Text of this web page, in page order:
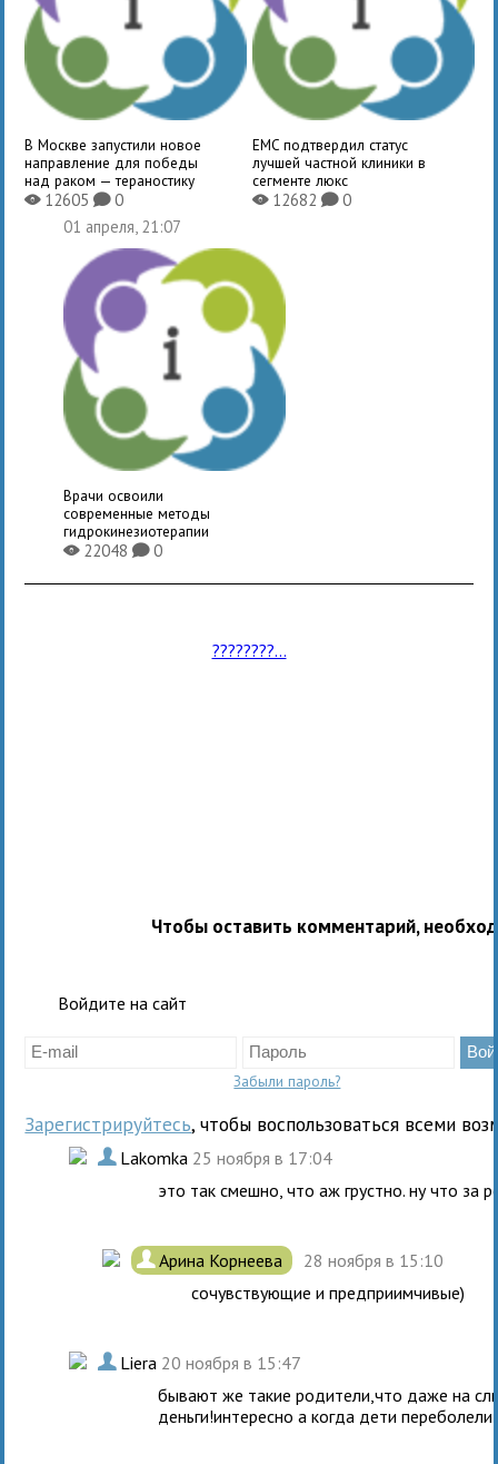
В Москве запустили новое
направление для победы
над раком — тераностику
X12605K0
EMC подтвердил статус
лучшей частной клиники в
сегменте люкс
X12682 K0
01 апреля, 21:07
Врачи освоили
современные методы
гидрокинезиотерапии
X22048K0
????????...
Чтобы оставить комментарий,
Войдите на сайт
Забыли пароль?
Зарегистрируйтесь, чтобы воспользоваться всеми
. Lakomka 25 ноября в 17:04
это так смешно, что аж грустно. ну что за
. Арина Корнеева
28 ноября в 15:10
сочувствующие и предприимчивые)
. Liera 20 ноября в 15:47
бывают же такие родители,что даже на
деньги!интересно а когда дети